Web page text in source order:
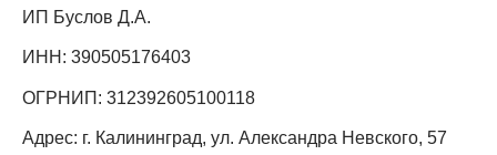
ИП Буслов Д.А.
ИНН: 390505176403
ОГРНИП: 312392605100118
Адрес: г. Калининград, ул. Александра Невского, 57